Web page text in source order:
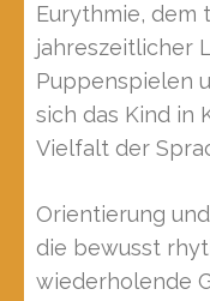
Eurythmie, dem
jahreszeitlicher
Puppenspielen
sich das Kind in
Vielfalt der
Orientierung
die bewusst
wiederholende